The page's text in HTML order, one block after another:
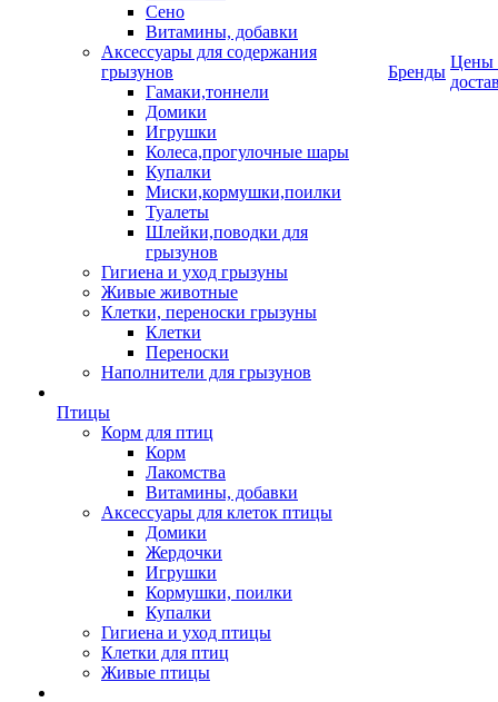
Сено
Витамины, добавки
Аксессуары для содержания
грызунов
Гамаки,тоннели
Домики
Игрушки
Колеса,прогулочные шары
Купалки
Миски,кормушки,поилки
Туалеты
Шлейки,поводки для
грызунов
Гигиена и уход грызуны
Живые животные
Клетки, переноски грызуны
Клетки
Переноски
Наполнители для грызунов
Птицы
Корм для птиц
Корм
Лакомства
Витамины, добавки
Аксессуары для клеток птицы
Домики
Жердочки
Игрушки
Кормушки, поилки
Купалки
Гигиена и уход птицы
Клетки для птиц
Живые птицы
Бренды
Цены